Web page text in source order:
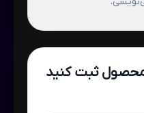
محصول ثبت کنید